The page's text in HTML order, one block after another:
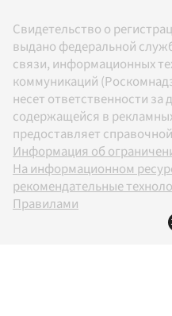
Свидетельство о
выдано федеральной
связи, информационных
коммуникаций
несет ответственности
содержащейся в
предоставляет
Информация об
На информационном
рекомендательные
Правилами